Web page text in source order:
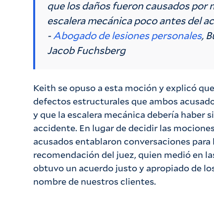
que los daños fueron causados por
escalera mecánica poco antes del
-Abogado de lesiones personales,
Jacob Fuchsberg
Keith se opuso a esta moción y explicó
defectos estructurales que ambos
y que la escalera mecánica debería haber
accidente. En lugar de decidir las
acusados entablaron conversaciones
recomendación del juez, quien medió en
obtuvo un acuerdo justo y apropiado de
nombre de nuestros clientes.